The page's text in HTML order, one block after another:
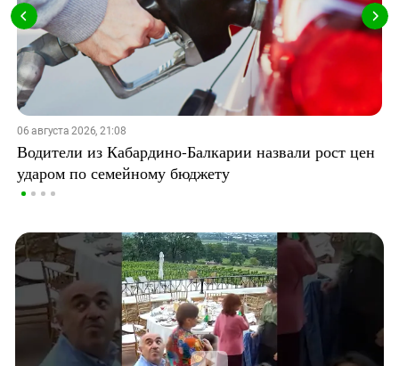
06 августа 2026, 21:08
Водители из Кабардино-Балкарии назвали рост цен
ударом по семейному бюджету